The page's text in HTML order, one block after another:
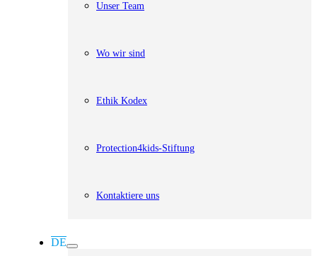
Unser Team
Wo wir sind
Ethik Kodex
Protection4kids-Stiftung
Kontaktiere uns
DE